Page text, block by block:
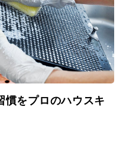
慣をプロのハウスキ